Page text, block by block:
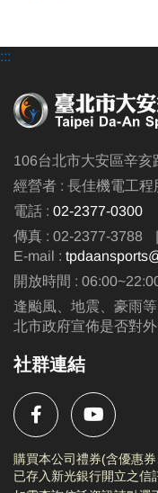
:::
106台北市大安區辛亥
經營者 : 長佳機電工程
電話 : 02-2377-0300
傳真 : 02-2377-3788
|
E-mail :
開放時間 :
逢颱風、地震、豪雨
北市政府宣佈是否對
社群連結
購買本公司禮券(含優惠
已存入新光銀行開立之信